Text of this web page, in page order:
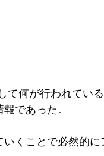
て何が行われてい
であった。
くことで必然的に